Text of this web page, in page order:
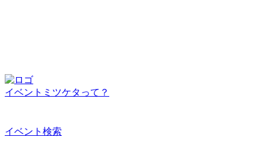
イベントミツケタって？
イベント検索